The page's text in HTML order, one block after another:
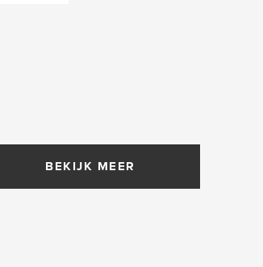
BEKIJK MEER